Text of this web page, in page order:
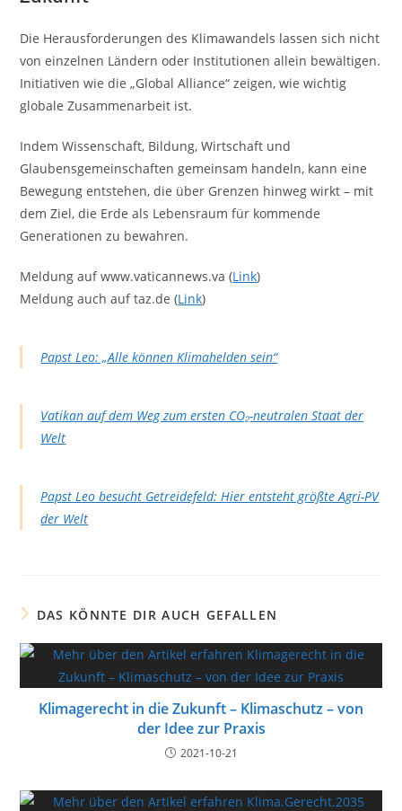
Die Herausforderungen des Klimawandels lassen sich nicht
von einzelnen Ländern oder Institutionen allein bewältigen.
Initiativen wie die „Global Alliance“ zeigen, wie wichtig
globale Zusammenarbeit ist.
Indem Wissenschaft, Bildung, Wirtschaft und
Glaubensgemeinschaften gemeinsam handeln, kann eine
Bewegung entstehen, die über Grenzen hinweg wirkt – mit
dem Ziel, die Erde als Lebensraum für kommende
Generationen zu bewahren.
Meldung auf www.vaticannews.va (Link)
Meldung auch auf taz.de (Link)
Papst Leo: „Alle können Klimahelden sein“
Vatikan auf dem Weg zum ersten CO₂-neutralen Staat der
Welt
Papst Leo besucht Getreidefeld: Hier entsteht größte Agri-PV
der Welt
DAS KÖNNTE DIR AUCH GEFALLEN
Klimagerecht in die Zukunft – Klimaschutz – von
der Idee zur Praxis
2021-10-21